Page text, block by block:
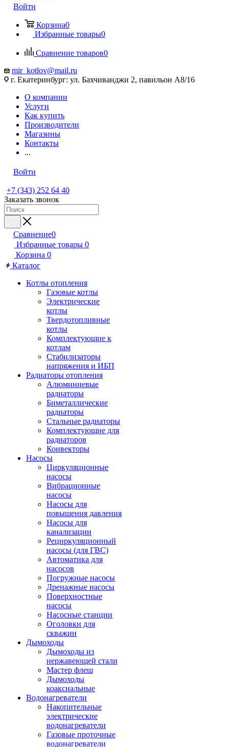
Войти
Корзина0
Избранные товары0
Сравнение товаров0
mir_kotlov@mail.ru
г. Екатеринбург: ул. Бахчиванджи 2, павильон А8/16
О компании
Услуги
Как купить
Производители
Магазины
Контакты
...
Войти
+7 (343) 252 64 40
Заказать звонок
Сравнение0
Избранные товары 0
Корзина 0
Каталог
Котлы отопления
Газовые котлы
Электрические
котлы
Твердотопливные
котлы
Комплектующие к
котлам
Стабилизаторы
напряжения и ИБП
Радиаторы отопления
Алюминиевые
радиаторы
Биметаллические
радиаторы
Стальные радиаторы
Комплектующие для
радиаторов
Конвекторы
Насосы
Циркуляционные
насосы
Вибрационные
насосы
Насосы для
повышения давления
Насосы для
канализации
Рециркуляционный
насосы (для ГВС)
Автоматика для
насосов
Погружные насосы
Дренажные насосы
Поверхностные
насосы
Насосные станции
Оголовки для
скважин
Дымоходы
Дымоходы из
нержавеющей стали
Мастер флеш
Дымоходы
коаксиальные
Водонагреватели
Накопительные
электрические
водонагреватели
Газовые проточные
водонагреватели